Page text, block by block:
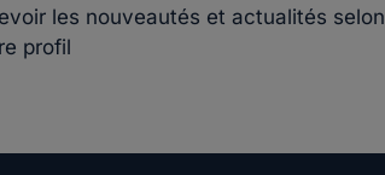
les nouveautés et actualités selon
profil